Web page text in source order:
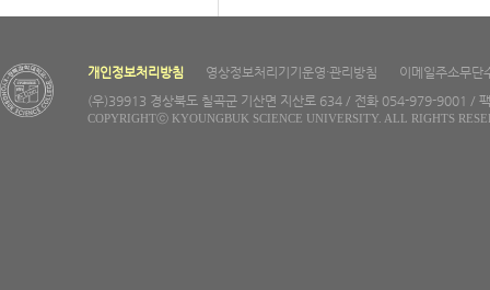
개인정보처리방침 영상정보처리기기운영·관리방침
이메일주소무단
(우)39913 경상북도 칠곡군 기산면 지산로 634 / 전화 054-979-9001 /
COPYRIGHTⓒ KYOUNGBUK SCIENCE UNIVERSITY. ALL RIGHTS